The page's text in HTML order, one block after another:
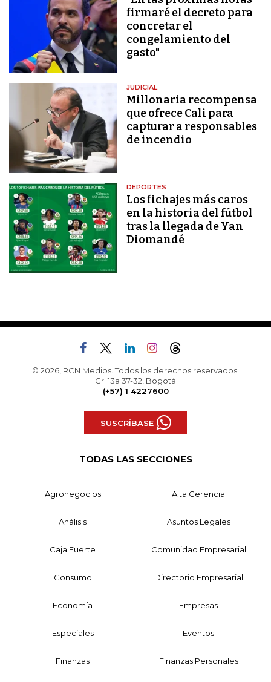
firmaré el decreto para
concretar el
congelamiento del
gasto"
JUDICIAL
Millonaria recompensa
que ofrece Cali para
capturar a responsables
de incendio
DEPORTES
Los fichajes más caros
en la historia del fútbol
tras la llegada de Yan
Diomandé
© 2026, RCN Medios. Todos los derechos reservados.
Cr. 13a 37-32, Bogotá
(+57) 1 4227600
SUSCRÍBASE
TODAS LAS SECCIONES
Agronegocios Alta Gerencia
Análisis Asuntos Legales
Caja Fuerte Comunidad Empresarial
Consumo Directorio Empresarial
Economía Empresas
Especiales Eventos
Finanzas Finanzas Personales